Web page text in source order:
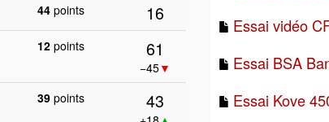
44 points 16
12 points 61
−45▼
39 points 43
Essai vidéo
Essai BSA
Essai Kove